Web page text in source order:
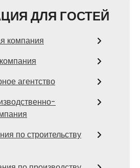
ДЛЯ ГОСТЕЙ
компания
агентство
по строительству